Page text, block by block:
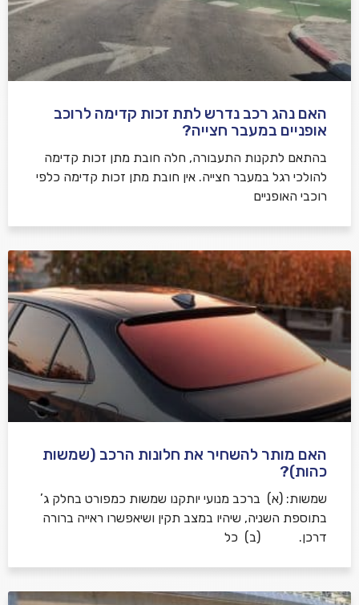
שלח משוב
האם נהג רכב נדרש לתת זכות קדימה לרוכב
אופניים במעבר חצייה?
בהתאם לתקנות התעבורה, חלה חובת מתן זכות קדימה
להולכי רגל במעבר חצייה. אין חובת מתן זכות קדימה כלפי
רוכבי האופניים
האם מותר להשחיר את חלונות הרכב (שמשות
כהות)?
שמשות: (א) ברכב מנועי יותקנו שמשות כמפורט בחלק ג’
בתוספת השניה, שיהיו במצב תקין ושיאפשרו ראייה ברורה
דרכן. (ב) כל